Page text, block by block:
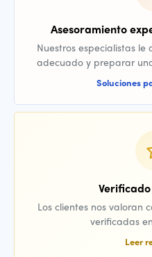
Asesoramiento
Nuestros especialistas
adecuado y preparar
Soluciones
Los clientes nos valoran
verificadas
Leer